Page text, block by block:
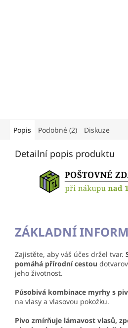
Popis Podobné (2) Diskuze
Detailní popis produktu
ZÁKLADNÍ
Zajistěte, aby váš účes držel tvar.
pomáhá přírodní cestou
jeho životnost.
Působivá kombinace myrhy s
na vlasy a vlasovou pokožku.
Pivo zmírňuje lámavost vlasů,